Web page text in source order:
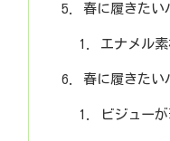
春に履きたい
エナメル
春に履きたい
ビジュー